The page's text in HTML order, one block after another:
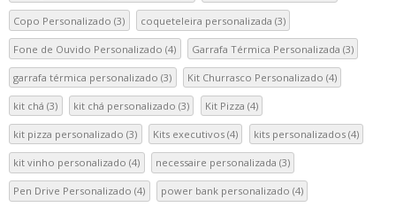
Copo Personalizado (3) coqueteleira personalizada (3)
Fone de Ouvido Personalizado (4) Garrafa Térmica Personalizada (3)
garrafa térmica personalizado (3) Kit Churrasco Personalizado (4)
kit chá (3) kit chá personalizado (3) Kit Pizza (4)
kit pizza personalizado (3) Kits executivos (4) kits personalizados(4)
kit vinho personalizado (4) necessaire personalizada (3)
Pen Drive Personalizado (4) power bank personalizado (4)